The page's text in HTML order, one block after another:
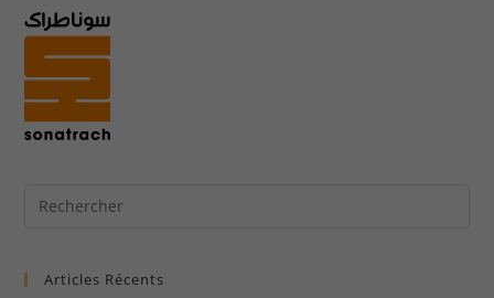
Articles Récents